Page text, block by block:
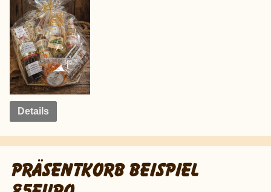
Details
PRÄSENTKORB BEISPIEL